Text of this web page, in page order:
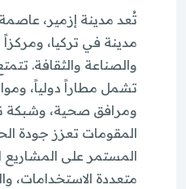
تُعد مدينة إزمير، عاصمة
مدينة في تركيا، ومركزاً
والصناعة والثقافة.
تشمل مطاراً دولياً،
ومرافق صحية، وشبكة
المقومات تعزز جودة
المستمر على المشاريع
متعددة الاستخدامات،